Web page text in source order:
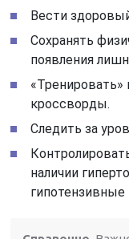
Вести
Сохранять
появления
«Тренировать»
кроссворды.
Следить за
наличии
гипотензивные